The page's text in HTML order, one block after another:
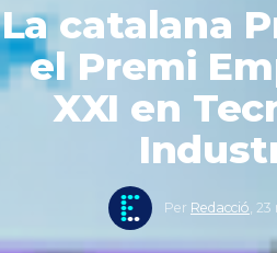
La catalana
el Premi
XXI en
Per Redacció, 23